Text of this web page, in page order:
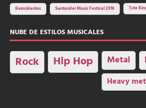
Reincidentes Santander Music Festival 2019 Tote
NUBE DE ESTILOS MUSICALES
Rock Hip Hop Metal
Heavy